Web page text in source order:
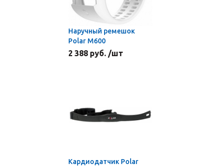
Наручный ремешок
Polar M600
2 388 руб. /шт
Кардиодатчик Polar